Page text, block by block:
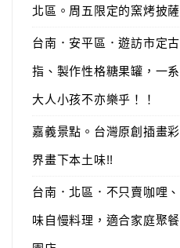
北區。周五限定的窯烤披
台南．安平區．遊訪市定
指、製作性格糖果罐，一
大人小孩不亦樂乎！！
嘉義景點。台灣原創插畫
界畫下本土味!!
台南．北區．不只賣咖哩
味自慢料理，適合家庭聚